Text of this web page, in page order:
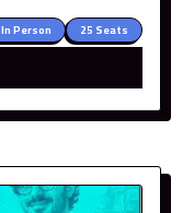
25 Seats
In Person